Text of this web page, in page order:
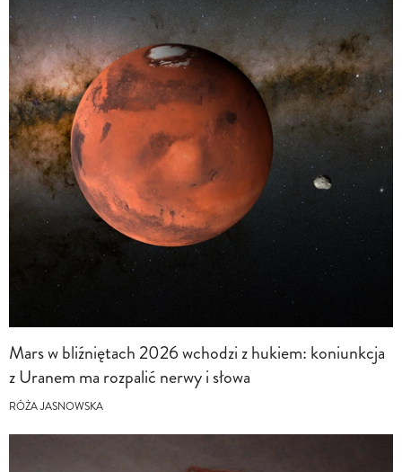
Mars w bliźniętach 2026 wchodzi z hukiem: koniunkcja
z Uranem ma rozpalić nerwy i słowa
RÓŻA JASNOWSKA